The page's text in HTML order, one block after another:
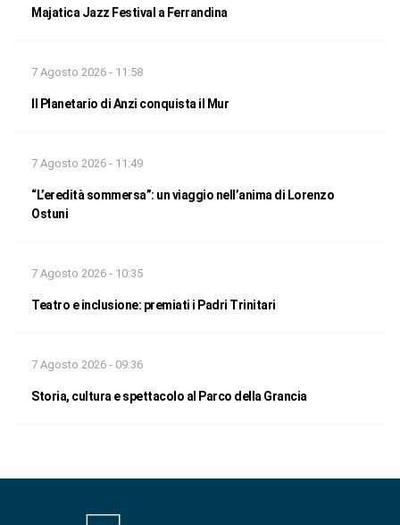
Majatica Jazz Festival a Ferrandina
7 Agosto 2026 - 11:58
Il Planetario di Anzi conquista il Mur
7 Agosto 2026 - 11:49
“L’eredità sommersa”: un viaggio nell’anima di Lorenzo
Ostuni
7 Agosto 2026 - 10:35
Teatro e inclusione: premiati i Padri Trinitari
7 Agosto 2026 - 09:36
Storia, cultura e spettacolo al Parco della Grancia